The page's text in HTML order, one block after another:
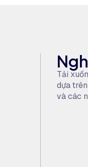
Tải
dựa
và các